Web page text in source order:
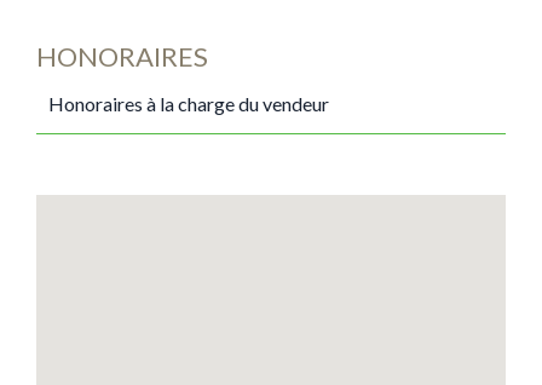
HONORAIRES
Honoraires à la charge du vendeur